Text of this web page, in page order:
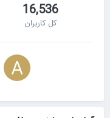
16,536
کل کاربران